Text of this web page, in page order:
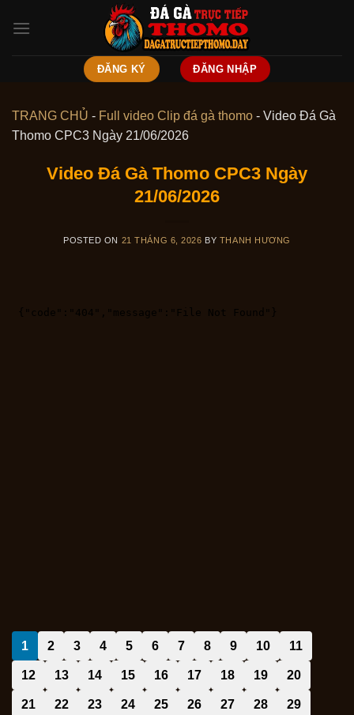
ĐĂNG KÝ ĐĂNG NHẬP
TRANG CHỦ - Full video Clip đá gà thomo - Video Đá Gà
Thomo CPC3 Ngày 21/06/2026
Video Đá Gà Thomo CPC3 Ngày
21/06/2026
POSTED ON 21 THÁNG 6, 2026 BY THANH HƯƠNG
1 2 3 4 5 6 7 8 9 10 11
12 13 14 15 16 17 18 19 20
21 22 23 24 25 26 27 28 29